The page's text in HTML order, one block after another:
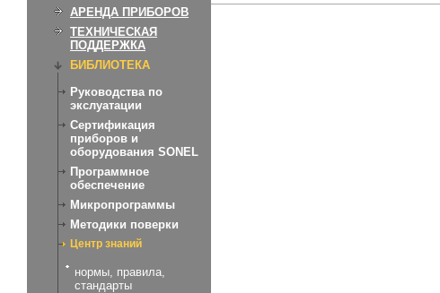
АРЕНДА ПРИБОРОВ
ТЕХНИЧЕСКАЯ
ПОДДЕРЖКА
БИБЛИОТЕКА
Руководства по
экслуатации
Сертификация
приборов и
оборудования SONEL
Программное
обеспечение
Микропрограммы
Методики поверки
Центр знаний
нормы, правила,
стандарты